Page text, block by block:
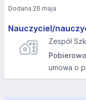
Nauczyciel/
Zespół
umowa o
Dodana 26 maja